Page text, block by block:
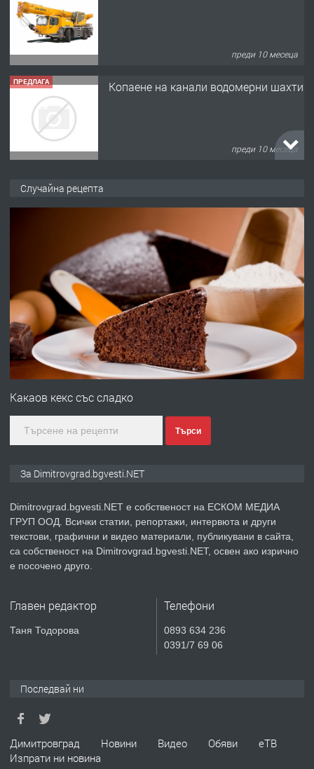
преди 10 месеца
ПРЕДЛАГА Копаене на канали водомерни шахти
преди 10 месеца
преди 11 месеца
ПРЕДЛАГА
Отпушване на канали тоалетни
вертикални щрангове
преди 11 месеца
ПРЕДЛАГА Онлайн магазин за всички!
преди 2 месеца
ПРЕДЛАГА Къща в Странско
Професионални курсове
ПРЕДЛАГА
Ремонтирана къща в с. Ябълково,
Случайна рецепта
Какаов кекс със сладко
Търси
За Dimitrovgrad.bgvesti.NET
Dimitrovgrad.bgvesti.NET е собственост на ЕСКОМ МЕДИА
ГРУП ООД. Всички статии, репортажи, интервюта и други
текстови, графични и видео материали, публикувани в сайта,
са собственост на Dimitrovgrad.bgvesti.NET, освен ако изрично
е посочено друго.
Главен редактор
Таня Тодорова
Телефони
0893 634 236
0391/7 69 06
Последвай ни
Димитровград Новини Видео Обяви
еТВ
Изпрати ни новина